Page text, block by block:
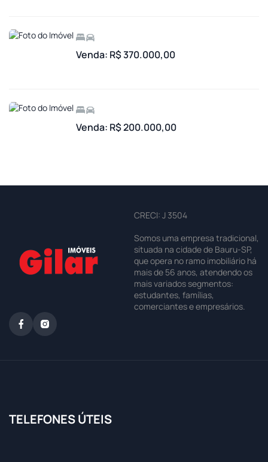
Venda: R$ 370.000,00
Venda: R$ 200.000,00
CRECI: J 3504
Somos uma empresa tradicional,
situada na cidade de Bauru-SP,
que opera no ramo imobiliário há
mais de 56 anos, atendendo os
mais variados segmentos:
estudantes, famílias,
comerciantes e empresários.
TELEFONES ÚTEIS